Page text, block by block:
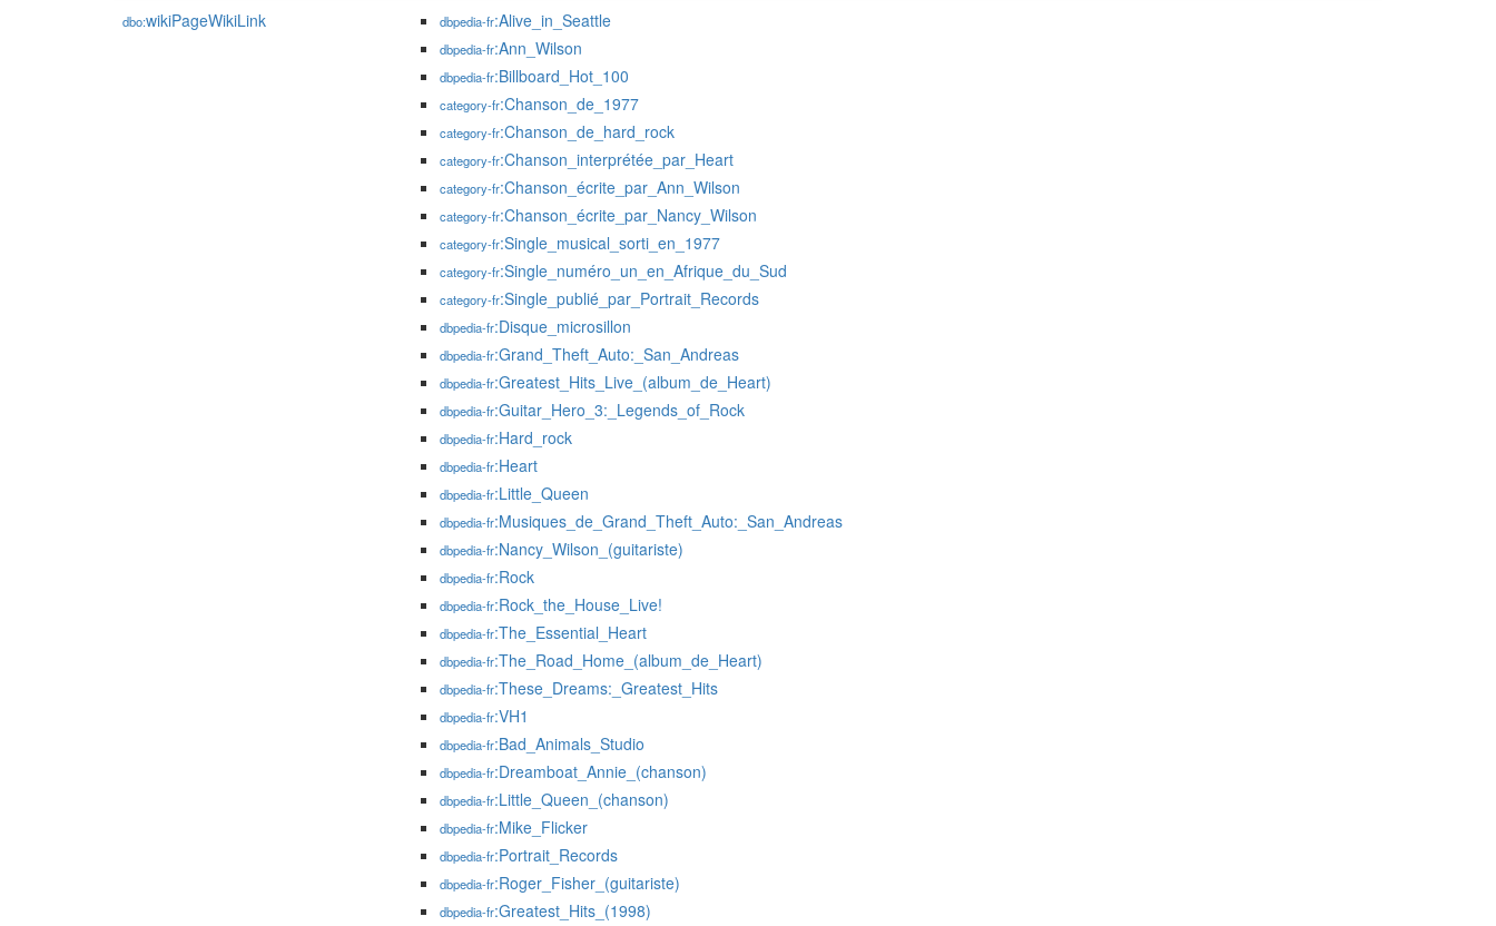
dbo:wikiPageWikiLink dbpedia-fr:Alive_in_Seattle
dbpedia-fr:Ann_Wilson
dbpedia-fr:Billboard_Hot_100
category-fr:Chanson_de_1977
category-fr:Chanson_de_hard_rock
category-fr:Chanson_interprétée_par_Heart
category-fr:Chanson_écrite_par_Ann_Wilson
category-fr:Chanson_écrite_par_Nancy_Wilson
category-fr:Single_musical_sorti_en_1977
category-fr:Single_numéro_un_en_Afrique_du_Sud
category-fr:Single_publié_par_Portrait_Records
dbpedia-fr:Disque_microsillon
dbpedia-fr:Grand_Theft_Auto:_San_Andreas
dbpedia-fr:Greatest_Hits_Live_(album_de_Heart)
dbpedia-fr:Guitar_Hero_3:_Legends_of_Rock
dbpedia-fr:Hard_rock
dbpedia-fr:Heart
dbpedia-fr:Little_Queen
dbpedia-fr:Musiques_de_Grand_Theft_Auto:_San_Andreas
dbpedia-fr:Nancy_Wilson_(guitariste)
dbpedia-fr:Rock
dbpedia-fr:Rock_the_House_Live!
dbpedia-fr:The_Essential_Heart
dbpedia-fr:The_Road_Home_(album_de_Heart)
dbpedia-fr:These_Dreams:_Greatest_Hits
dbpedia-fr:VH1
dbpedia-fr:Bad_Animals_Studio
dbpedia-fr:Dreamboat_Annie_(chanson)
dbpedia-fr:Little_Queen_(chanson)
dbpedia-fr:Mike_Flicker
dbpedia-fr:Portrait_Records
dbpedia-fr:Roger_Fisher_(guitariste)
dbpedia-fr:Greatest_Hits_(1998)